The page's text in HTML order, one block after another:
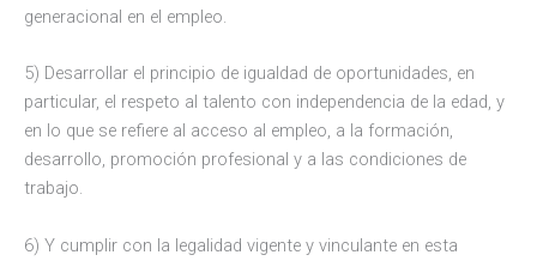
generacional en el empleo.
5) Desarrollar el principio de igualdad de oportunidades, en
particular, el respeto al talento con independencia de la edad, y
en lo que se refiere al acceso al empleo, a la formación,
desarrollo, promoción profesional y a las condiciones de
trabajo.
6) Y cumplir con la legalidad vigente y vinculante en esta